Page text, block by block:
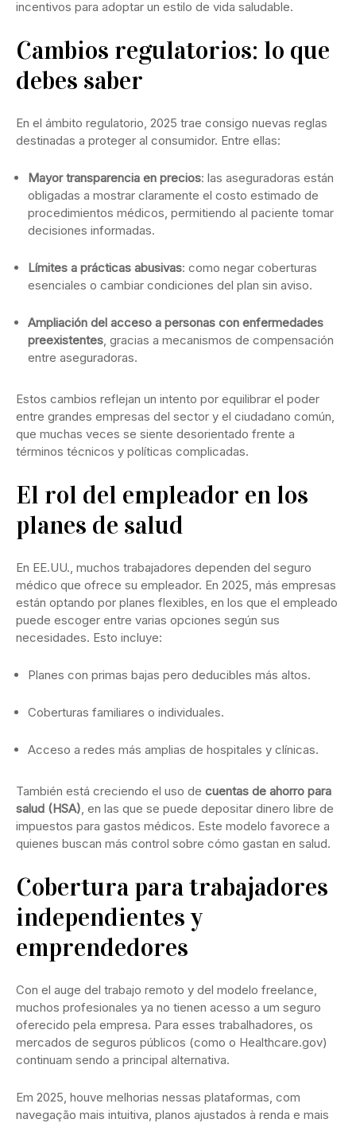
incentivos para adoptar un estilo de vida saludable.
Cambios regulatorios: lo que
debes saber
En el ámbito regulatorio, 2025 trae consigo nuevas reglas
destinadas a proteger al consumidor. Entre ellas:
Mayor transparencia en precios: las aseguradoras están
obligadas a mostrar claramente el costo estimado de
procedimientos médicos, permitiendo al paciente tomar
decisiones informadas.
Límites a prácticas abusivas: como negar coberturas
esenciales o cambiar condiciones del plan sin aviso.
Ampliación del acceso a personas con enfermedades
preexistentes, gracias a mecanismos de compensación
entre aseguradoras.
Estos cambios reflejan un intento por equilibrar el poder
entre grandes empresas del sector y el ciudadano común,
que muchas veces se siente desorientado frente a
términos técnicos y políticas complicadas.
El rol del empleador en los
planes de salud
En EE.UU., muchos trabajadores dependen del seguro
médico que ofrece su empleador. En 2025, más empresas
están optando por planes flexibles, en los que el empleado
puede escoger entre varias opciones según sus
necesidades. Esto incluye:
Planes con primas bajas pero deducibles más altos.
Coberturas familiares o individuales.
Acceso a redes más amplias de hospitales y clínicas.
También está creciendo el uso de cuentas de ahorro para
salud (HSA), en las que se puede depositar dinero libre de
impuestos para gastos médicos. Este modelo favorece a
quienes buscan más control sobre cómo gastan en salud.
Cobertura para trabajadores
independientes y
emprendedores
Con el auge del trabajo remoto y del modelo freelance,
muchos profesionales ya no tienen acesso a um seguro
oferecido pela empresa. Para esses trabalhadores, os
mercados de seguros públicos (como o Healthcare.gov)
continuam sendo a principal alternativa.
Em 2025, houve melhorias nessas plataformas, com
navegação mais intuitiva, planos ajustados à renda e mais